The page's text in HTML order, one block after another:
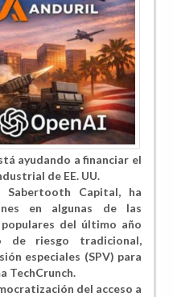
ayudando a financiar el
de EE. UU.
Capital, ha
en algunas de las
del último año
riesgo tradicional,
especiales (SPV) para
TechCrunch.
del acceso a